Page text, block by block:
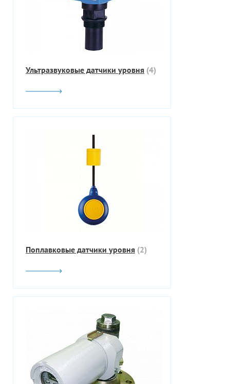
Ультразвуковые датчики уровня (4)
Поплавковые датчики уровня (2)